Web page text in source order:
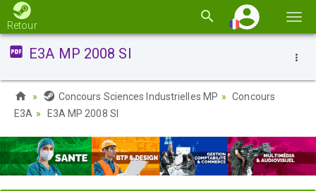
la
Retour
E3A MP 2008 SI
Concours Sciences Industrielles MP
Concours
E3A
E3A MP 2008 SI